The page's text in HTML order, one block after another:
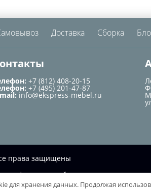
Доставка Сборка
+7 (812) 408-20-15
+7 (495) 201-47-87
info@ekspress-mebel.ru
права защищены
информационный характер и не при каких
для хранения данных. Продолжая